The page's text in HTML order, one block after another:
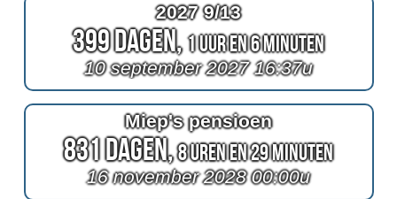
2027 9/13
399 Dagen,1 Uur en 6 Minuten
10 september 2027 16:37u
Miep's pensioen
831 Dagen,8 Uren en 29 Minuten
16 november 2028 00:00u